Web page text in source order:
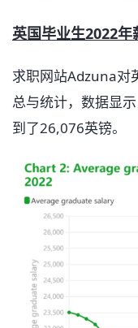
英国毕业生2022年
求职网站Adzuna对
总与统计，数据显
到了26,076英镑。